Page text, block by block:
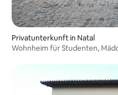
Privatunterkunft in Natal
Wohnheim für Studenten,